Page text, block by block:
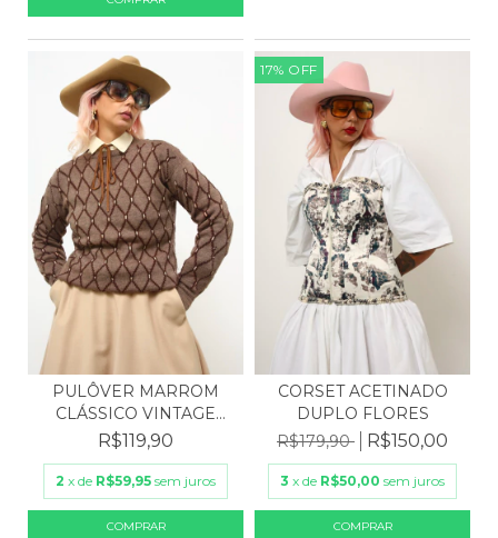
PULÔVER MARROM
CLÁSSICO VINTAGE
WESTERN
R$119,90
2 x de R$59,95 sem juros
17% OFF
CORSET ACETINADO
DUPLO FLORES
R$179,90
R$150,00
3 x de R$50,00 sem juros